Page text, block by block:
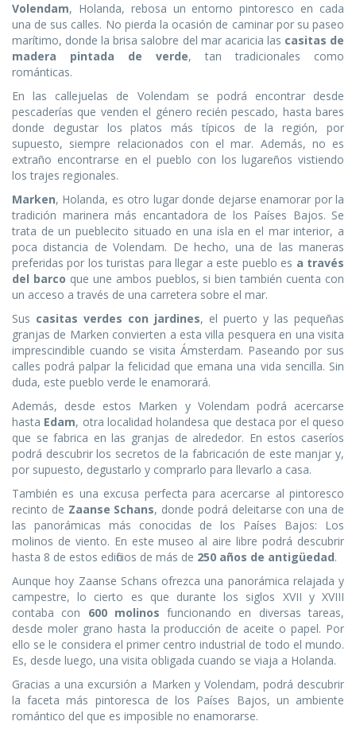
Volendam, Holanda, rebosa un entorno pintoresco en cada
una de sus calles. No pierda la ocasión de caminar por su paseo
marítimo, donde la brisa salobre del mar acaricia las casitas de
madera pintada de verde, tan tradicionales como
románticas.
En las callejuelas de Volendam se podrá encontrar desde
pescaderías que venden el género recién pescado, hasta bares
donde degustar los platos más típicos de la región, por
supuesto, siempre relacionados con el mar. Además, no es
extraño encontrarse en el pueblo con los lugareños vistiendo
los trajes regionales.
Marken, Holanda, es otro lugar donde dejarse enamorar por la
tradición marinera más encantadora de los Países Bajos. Se
trata de un pueblecito situado en una isla en el mar interior, a
poca distancia de Volendam. De hecho, una de las maneras
preferidas por los turistas para llegar a este pueblo es a través
del barco que une ambos pueblos, si bien también cuenta con
un acceso a través de una carretera sobre el mar.
Sus casitas verdes con jardines, el puerto y las pequeñas
granjas de Marken convierten a esta villa pesquera en una visita
imprescindible cuando se visita Ámsterdam. Paseando por sus
calles podrá palpar la felicidad que emana una vida sencilla. Sin
duda, este pueblo verde le enamorará.
Además, desde estos Marken y Volendam podrá acercarse
hasta Edam, otra localidad holandesa que destaca por el queso
que se fabrica en las granjas de alrededor. En estos caseríos
podrá descubrir los secretos de la fabricación de este manjar y,
por supuesto, degustarlo y comprarlo para llevarlo a casa.
También es una excusa perfecta para acercarse al pintoresco
recinto de Zaanse Schans, donde podrá deleitarse con una de
las panorámicas más conocidas de los Países Bajos: Los
molinos de viento. En este museo al aire libre podrá descubrir
hasta 8 de estos edificios de más de 250 años de antigüedad.
Aunque hoy Zaanse Schans ofrezca una panorámica relajada y
campestre, lo cierto es que durante los siglos XVII y XVIII
contaba con 600 molinos funcionando en diversas tareas,
desde moler grano hasta la producción de aceite o papel. Por
ello se le considera el primer centro industrial de todo el mundo.
Es, desde luego, una visita obligada cuando se viaja a Holanda.
Gracias a una excursión a Marken y Volendam, podrá descubrir
la faceta más pintoresca de los Países Bajos, un ambiente
romántico del que es imposible no enamorarse.